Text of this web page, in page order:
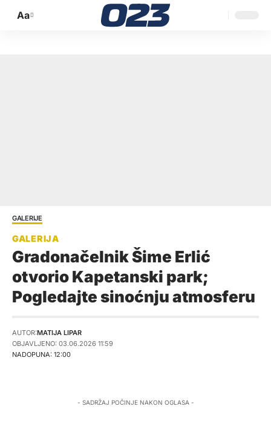
Promijeni
Aa
GALERIJE
Gradonačelnik Šime Erlić
otvorio Kapetanski park;
Pogledajte sinoćnju atmosferu
NADOPUNA: 12:00
AUTOR:MATIJA LIPAR
OBJAVLJENO: 03.06.2026 11:59
- SADRŽAJ POČINJE NAKON OGLASA -